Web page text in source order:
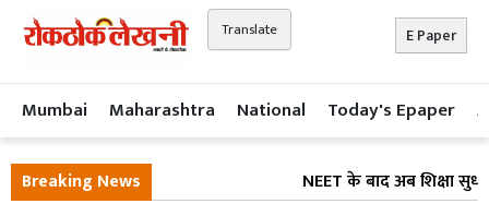
Translate E Paper
Mumbai Maharashtra National Today's Epaper
Breaking News NEET के बाद अब शिक्षा